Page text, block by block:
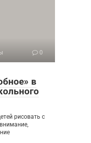
0
в
рисовать с